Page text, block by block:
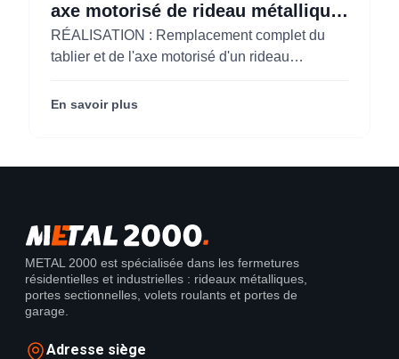
axe motorisé de rideau métallique
pour M'CHADAL (Optical Center)
(95)
RÉALISATION : Remplacement complet du
tablier et de l'axe motorisé d'un rideau
Center) (95290).
En savoir plus
METAL 2000 est spécialisée dans les fermetures
résidentielles et industrielles : rideaux métalliques,
portes sectionnelles, volets roulants et portes de
garage.
Adresse siège